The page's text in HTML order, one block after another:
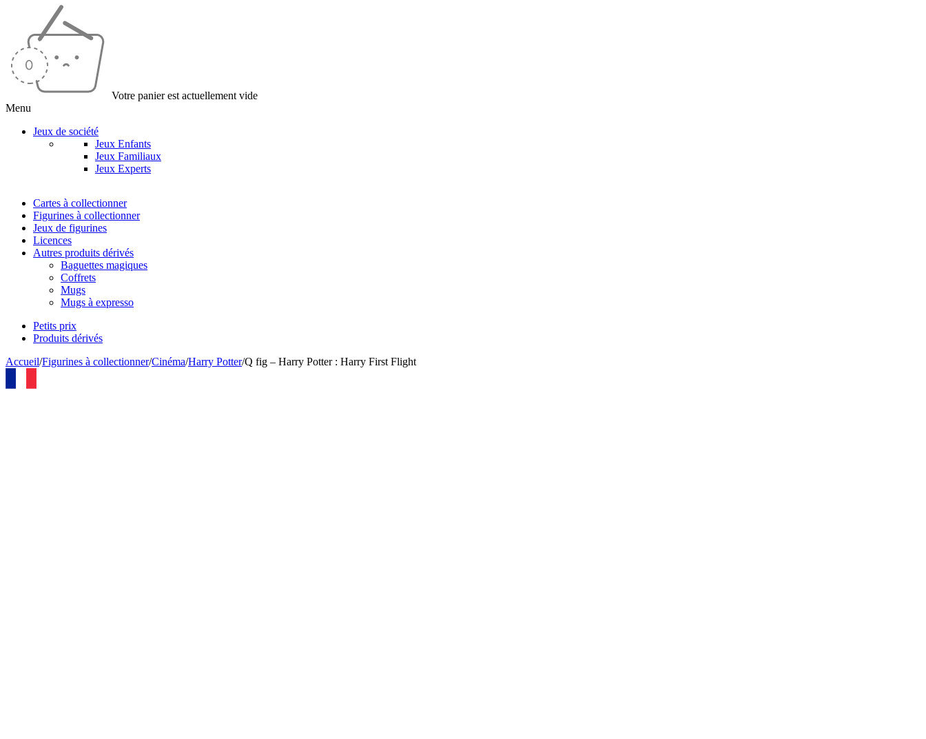
Votre panier est actuellement vide
Menu
Jeux de société
Jeux Enfants
Jeux Familiaux
Jeux Experts
Cartes à collectionner
Figurines à collectionner
Jeux de figurines
Licences
Autres produits dérivés
Baguettes magiques
Coffrets
Mugs
Mugs à expresso
Petits prix
Produits dérivés
Accueil/Figurines à collectionner/Cinéma/Harry Potter/Q fig – Harry Potter : Harry First Flight